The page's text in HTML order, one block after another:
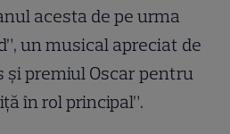
acesta de pe urma
un musical apreciat de
şi premiul Oscar pentru
în rol principal”.